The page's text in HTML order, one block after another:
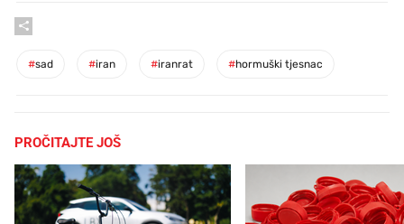
#sad #iran #iranrat #hormuški tjesnac
PROČITAJTE JOŠ